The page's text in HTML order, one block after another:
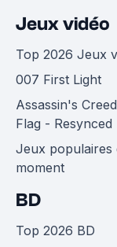
Jeux vidéo
Top 2026 Jeux
007 First Light
Assassin's
Flag - Resynced
Jeux populaires
moment
BD
Top 2026 BD